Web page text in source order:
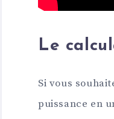
Le
Si vous
puissance en